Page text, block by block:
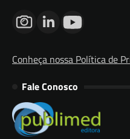
Conheça nossa Política de
Fale Conosco